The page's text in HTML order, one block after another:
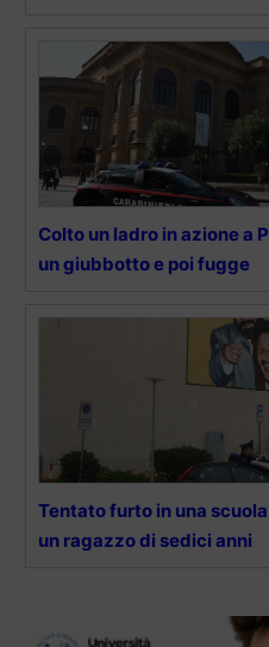
Colto un ladro in azione a
un giubbotto e poi fugge
Tentato furto in una
un ragazzo di sedici anni